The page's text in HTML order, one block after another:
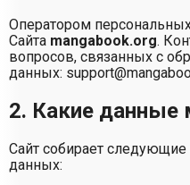
Оператором
Сайта mangabook.org.
вопросов, связанных с
данных:
2. Какие данные
Сайт собирает
данных: